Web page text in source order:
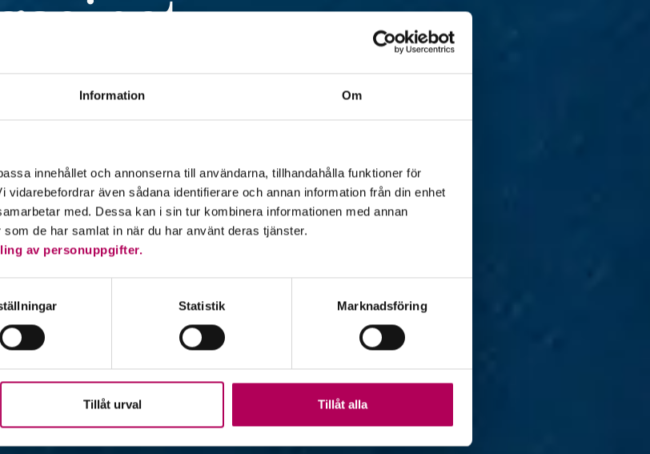
Information Om
innehållet och annonserna till användarna, tillhandahålla funktioner för
även sådana identifierare och annan information från din enhet
med. Dessa kan i sin tur kombinera informationen med annan
de har samlat in när du har använt deras tjänster.
av personuppgifter.
Statistik Marknadsföring
Tillåt urval Tillåt alla
om export,
inspirera och ge tips
eller just